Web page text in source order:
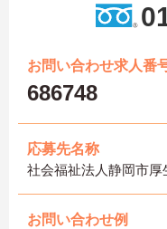
お問い合わせ求人番
686748
応募先名称
社会福祉法人静岡市
お問い合わせ例